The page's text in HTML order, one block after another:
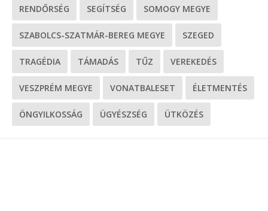
RENDŐRSÉG SEGÍTSÉG SOMOGY MEGYE
SZABOLCS-SZATMÁR-BEREG MEGYE SZEGED
TRAGÉDIA TÁMADÁS TŰZ VEREKEDÉS
VESZPRÉM MEGYE VONATBALESET ÉLETMENTÉS
ÖNGYILKOSSÁG ÜGYÉSZSÉG ÜTKÖZÉS